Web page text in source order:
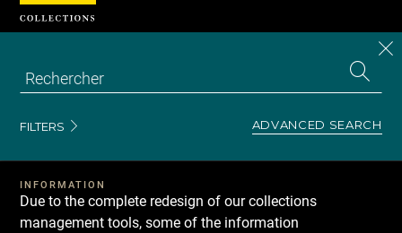
FILTERS ADVANCED SEARCH
INFORMATION
Due to the complete redesign of our collections
management tools, some of the information
Cookies management panel